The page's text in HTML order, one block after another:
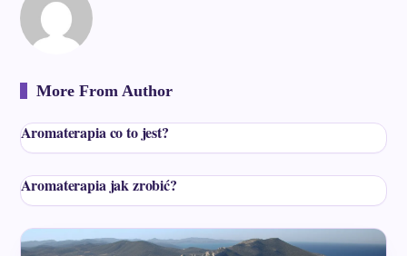
More From Author
Aromaterapia co to jest?
Aromaterapia jak zrobić?